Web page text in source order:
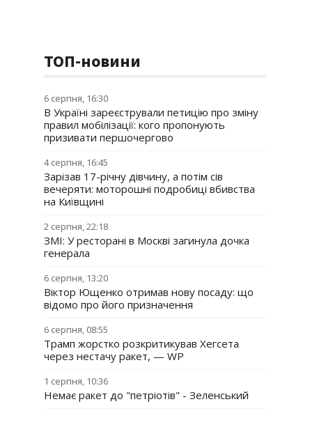
ТОП-новини
6 серпня, 16:30
В Україні зареєстрували петицію про зміну
правил мобілізації: кого пропонують
призивати першочергово
4 серпня, 16:45
Зарізав 17-річну дівчину, а потім сів
вечеряти: моторошні подробиці вбивства
на Київщині
2 серпня, 22:18
ЗМІ: У ресторані в Москві загинула дочка
генерала
6 серпня, 13:20
Віктор Ющенко отримав нову посаду: що
відомо про його призначення
6 серпня, 08:55
Трамп жорстко розкритикував Хегсета
через нестачу ракет, — WP
1 серпня, 10:36
Немає ракет до "петріотів" - Зеленський